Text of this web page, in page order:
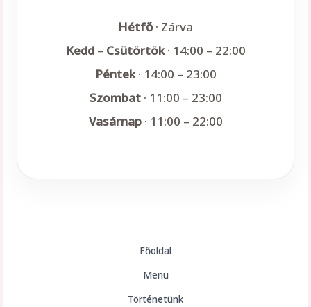
Hétfő· Zárva
Kedd – Csütörtök· 14:00 – 22:00
Péntek· 14:00 – 23:00
Szombat· 11:00 – 23:00
Vasárnap· 11:00 – 22:00
Főoldal
Menü
Történetünk